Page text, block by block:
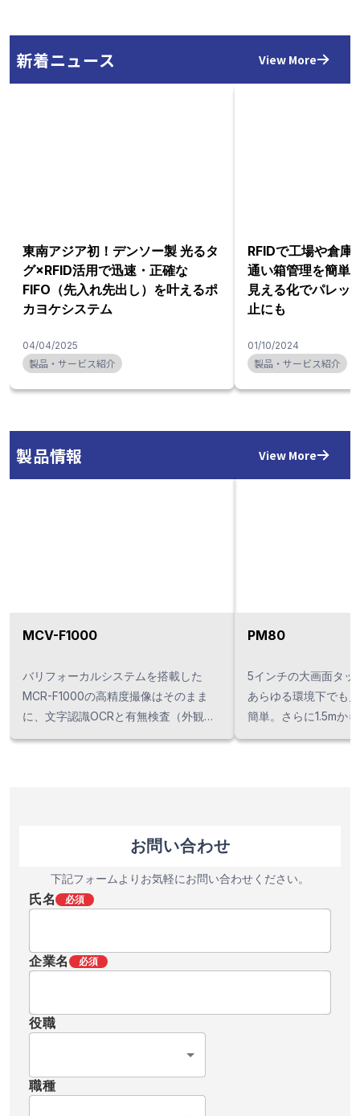
新着ニュース View More
東南アジア初！デンソー製 光るタ
グ×RFID活用で迅速・正確な
FIFO（先入れ先出し）を叶えるポ
カヨケシステム
04/04/2025
製品・サービス紹介
RFIDで工場や倉庫
通い箱管理を簡単
見える化でパレッ
止にも
01/10/2024
製品・サービス紹介
製品情報 View More
MCV-F1000
バリフォーカルシステムを搭載した
MCR-F1000の高精度撮像はそのまま
に、文字認識OCRと有無検査（外観検
査）機能をさらに搭載したマーストー
PM80
5インチの大画面タッ
あらゆる環境下でも
簡単。さらに1.5mか
ゴリラグラス3を採用
ミナルです。タイで
お問い合わせ
下記フォームよりお気軽にお問い合わせください。
氏名 必須
企業名 必須
役職
職種